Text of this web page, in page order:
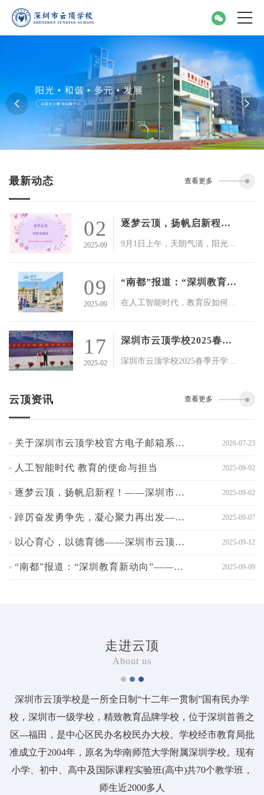
最新动态 查看更多
02
2025-09
逐梦云顶，扬帆启新程！——深圳市云顶学校2025年秋季开学典礼
9月1日上午，天朗气清，阳光正好。深圳市云顶学校全体师生精神抖擞、欢聚校园，隆重举行2025 - 2026学年第一学期“逐梦云顶处，启航新学年”开学典礼暨升旗仪式。新学年的序幕，在国歌声中庄严拉开；崭新的梦想，于云顶之巅熠熠生辉！
09
2025-09
“南都”报道：“深圳教育新动向”——深圳市云顶学校张增慧校长的“绿色高分”育人观
在人工智能时代，教育应如何适应新挑战，培育出兼具知识素养与社会责任感的新一代人才？我校张增慧校长提出的“绿色高分”育人理念，给出了全新的解答。这一理念不仅在教育领域引发了广泛研讨，更获得了《南方都市报》的关注与报道。
17
2025-02
深圳市云顶学校2025春季开学典礼
深圳市云顶学校2025春季开学典礼
云顶资讯 查看更多
关于深圳市云顶学校官方电子邮箱系统的声明 2026-07-23
人工智能时代 教育的使命与担当 2025-09-02
逐梦云顶，扬帆启新程！——深圳市云顶学校2025年秋季开学典礼 2025-09-02
踔厉奋发勇争先，凝心聚力再出发——记深圳市云顶学校高三第一次月考质量分析会 2025-09-07
以心育心，以德育德——深圳市云顶学校班主任工作会议 2025-09-12
“南都”报道：“深圳教育新动向”——深圳市云顶学校张增慧校长的“绿色高分”育人观 2025-09-09
走进云顶
About us
深圳市云顶学校是一所全日制“十二年一贯制”国有民办学
校，深圳市一级学校，精致教育品牌学校，位于深圳首善之
区---福田，是中心区民办名校民办大校。学校经市教育局批
准成立于2004年，原名为华南师范大学附属深圳学校。现有
小学、初中、高中及国际课程实验班(高中)共70个教学班，
师生近2000多人